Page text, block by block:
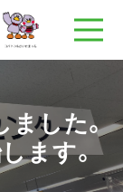
ました。
ます。